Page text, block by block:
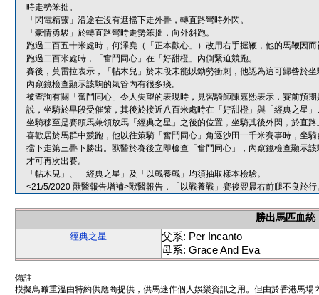
時走勢笨拙。
「閃電精靈」沿途在沒有遮擋下走外疊，轉直路彎時外閃。
「豪情勇駿」於轉直路彎時走勢笨拙，向外斜跑。
跑過二百五十米處時，何澤堯（「正本歡心」）改用右手握鞭，他的馬鞭因
跑過二百米處時，「奮鬥同心」在「好甜橙」內側緊迫競跑。
賽後，莫雷拉表示，「帖木兒」於末段未能以勁勢衝刺，他認為這可歸咎於
內窺鏡檢查顯示該駒的氣管內有很多痰。
被查詢有關「奮鬥同心」令人失望的表現時，見習騎師陳嘉熙表示，賽前預
說，坐騎於早段受催策，其後於接近八百米處時在「好甜橙」與「經典之星
坐騎移至是賽頭馬兼領放馬「經典之星」之後的位置，坐騎其後外閃，於直
喜歡居於馬群中競跑，他以往策騎「奮鬥同心」角逐沙田一千米賽事時，坐
擋下走第三疊下勝出。獸醫於賽後立即檢查「奮鬥同心」，內窺鏡檢查顯示
才可再次出賽。
「帖木兒」、「經典之星」及「以戰養戰」均須抽取樣本檢驗。
<21/5/2020 獸醫報告增補>獸醫報告，「以戰養戰」賽後翌晨右前腿不良於
勝出馬匹血統
經典之星
父系: Per Incanto
母系: Grace And Eva
備註
模擬鳥瞰重溫由特約供應商提供，供馬迷作個人娛樂資訊之用。但由於香港馬